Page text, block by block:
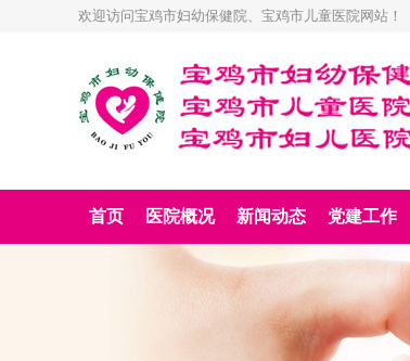
欢迎访问宝鸡市妇幼保健院、宝鸡市儿童医院网站！
首页 医院概况 新闻动态 党建工作